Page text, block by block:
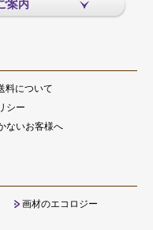
案内
料について
シー
ないお客様へ
画材のエコロジー